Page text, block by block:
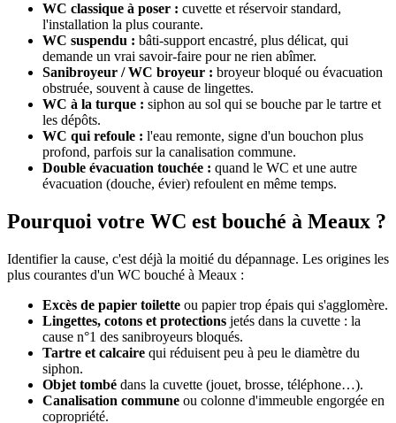
WC classique à poser : cuvette et réservoir standard,
l'installation la plus courante.
WC suspendu : bâti-support encastré, plus délicat, qui
demande un vrai savoir-faire pour ne rien abîmer.
Sanibroyeur / WC broyeur : broyeur bloqué ou évacuation
obstruée, souvent à cause de lingettes.
WC à la turque : siphon au sol qui se bouche par le tartre et
les dépôts.
WC qui refoule : l'eau remonte, signe d'un bouchon plus
profond, parfois sur la canalisation commune.
Double évacuation touchée : quand le WC et une autre
évacuation (douche, évier) refoulent en même temps.
Pourquoi votre WC est bouché à Meaux ?
Identifier la cause, c'est déjà la moitié du dépannage. Les origines les
plus courantes d'un WC bouché à Meaux :
Excès de papier toilette ou papier trop épais qui s'agglomère.
Lingettes, cotons et protections jetés dans la cuvette : la
cause n°1 des sanibroyeurs bloqués.
Tartre et calcaire qui réduisent peu à peu le diamètre du
siphon.
Objet tombé dans la cuvette (jouet, brosse, téléphone…).
Canalisation commune ou colonne d'immeuble engorgée en
copropriété.